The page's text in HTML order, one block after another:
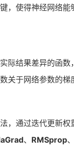
，使得神经网络
际结果差异的函数
关于网络参数的梯
，通过迭代更新权
、 RMSprop